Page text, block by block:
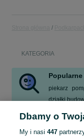
KATEGORIA
piekarz
działki
Dbamy o
My i nasi 447